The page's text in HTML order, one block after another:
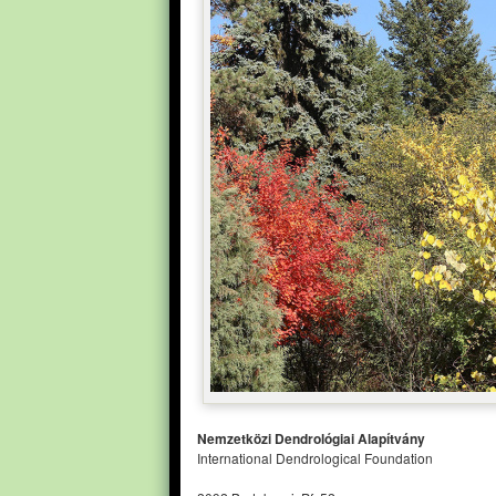
Nemzetközi Dendrológiai Alapítvány
International Dendrological Foundation